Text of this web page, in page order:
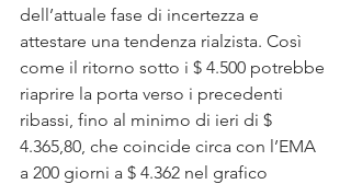
dell’attuale fase di incertezza e
attestare una tendenza rialzista. Così
come il ritorno sotto i $ 4.500 potrebbe
riaprire la porta verso i precedenti
ribassi, fino al minimo di ieri di $
4.365,80, che coincide circa con l’EMA
a 200 giorni a $ 4.362 nel grafico